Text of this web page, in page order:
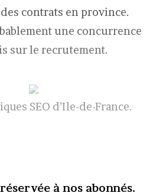
contrats en province.
une concurrence
sur le recrutement.
SEO d’Ile-de-France.
à nos abonnés.